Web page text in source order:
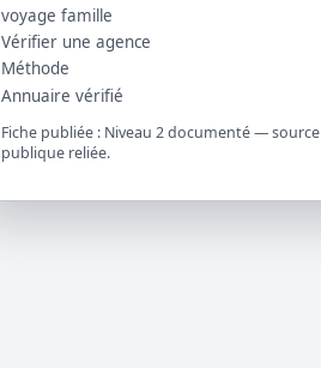
voyage famille
Vérifier une agence
Méthode
Annuaire vérifié
Fiche publiée : Niveau 2 documenté — source
publique reliée.